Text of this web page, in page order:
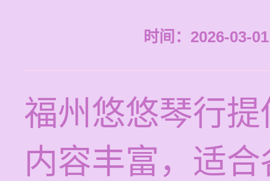
时间：2026-03-
福州悠悠琴行
内容丰富，适